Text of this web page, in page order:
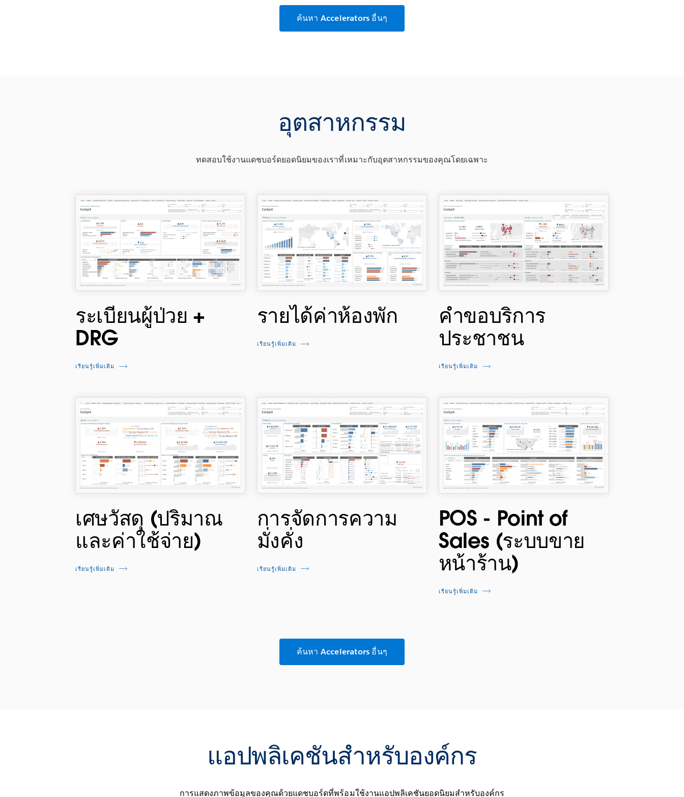
ค้นหา Accelerators อื่นๆ
อุตสาหกรรม
ทดสอบใช้งานแดชบอร์ดยอดนิยมของเราที่เหมาะกับอุตสาหกรรมของคุณโดยเฉพาะ
ระเบียนผู้ป่วย +
DRG
เรียนรู้เพิ่มเติม
รายได้ค่าห้องพัก
เรียนรู้เพิ่มเติม
คำขอบริการ
ประชาชน
เรียนรู้เพิ่มเติม
เศษวัสดุ (ปริมาณ
และค่าใช้จ่าย)
เรียนรู้เพิ่มเติม
การจัดการความ
มั่งคั่ง
เรียนรู้เพิ่มเติม
POS - Point of
Sales (ระบบขาย
หน้าร้าน)
เรียนรู้เพิ่มเติม
ค้นหา Accelerators อื่นๆ
แอปพลิเคชันสำหรับองค์กร
การแสดงภาพข้อมูลของคุณด้วยแดชบอร์ดที่พร้อมใช้งานแอปพลิเคชันยอดนิยมสำหรับองค์กร